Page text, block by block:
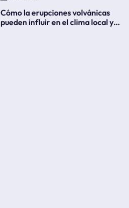
Cómo la erupciones volvánicas
pueden influir en el clima local y